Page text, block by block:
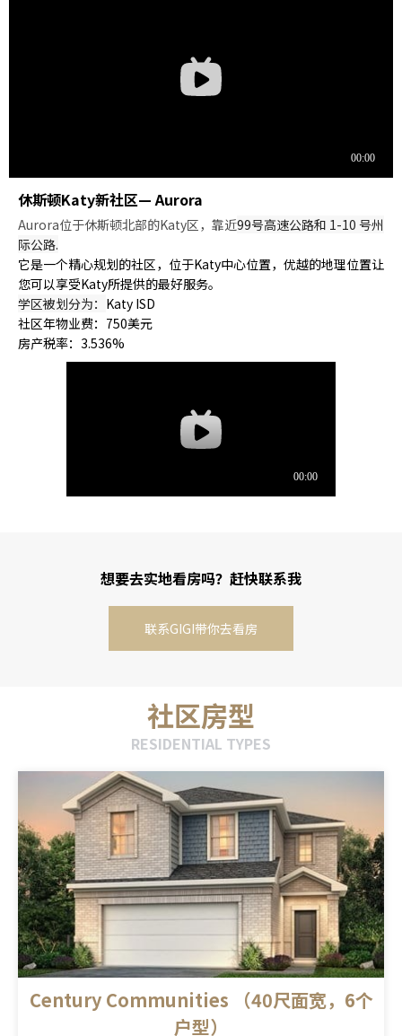
休斯顿Katy新社区— Aurora
Aurora位于休斯顿北部的Katy区，靠近99号高速公路和 1-10 号州
际公路.
它是一个精心规划的社区，位于Katy中心位置，优越的地理位置让
您可以享受Katy所提供的最好服务。
学区被划分为： Katy ISD
社区年物业费：750美元
房产税率：3.536%
想要去实地看房吗？赶快联系我
联系GIGI带你去看房
社区房型
RESIDENTIAL TYPES
Century Communities （40尺面宽，6个
户型）